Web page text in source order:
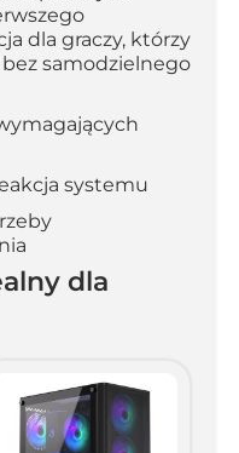
dla graczy, którzy
samodzielnego
systemu
dla